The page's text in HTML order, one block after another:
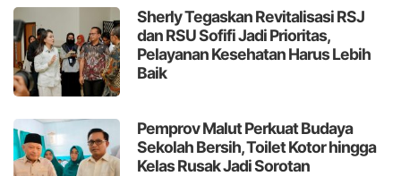
Sherly Tegaskan Revitalisasi RSJ
dan RSU Sofifi Jadi Prioritas,
Pelayanan Kesehatan Harus Lebih
Baik
Pemprov Malut Perkuat Budaya
Sekolah Bersih, Toilet Kotor hingga
Kelas Rusak Jadi Sorotan